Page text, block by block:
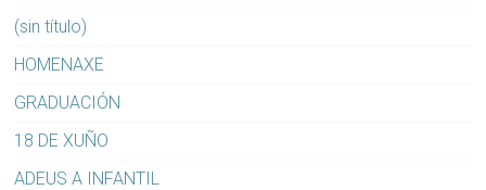
(sin título)
HOMENAXE
GRADUACIÓN
18 DE XUÑO
ADEUS A INFANTIL